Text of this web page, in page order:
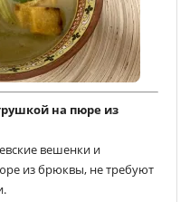
на пюре из
вешенки и
из брюквы, не требуют